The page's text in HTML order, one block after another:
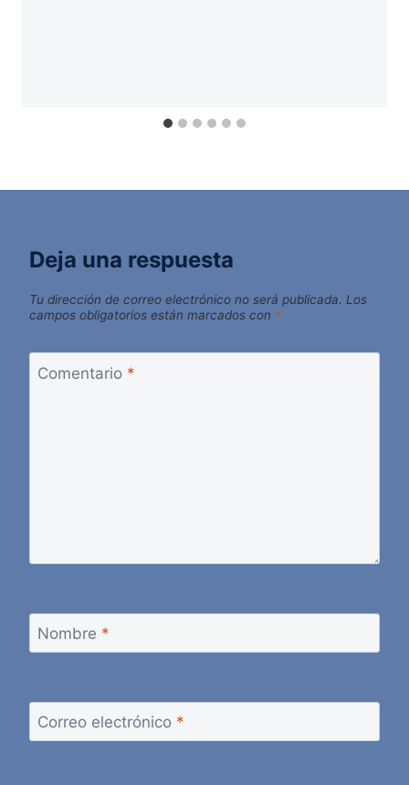
Deja una respuesta
Tu dirección de correo electrónico no será publicada. Los
campos obligatorios están marcados con *
Comentario *
Nombre *
Correo electrónico *